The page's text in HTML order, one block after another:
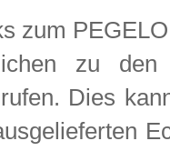
zum
zu den
Dies